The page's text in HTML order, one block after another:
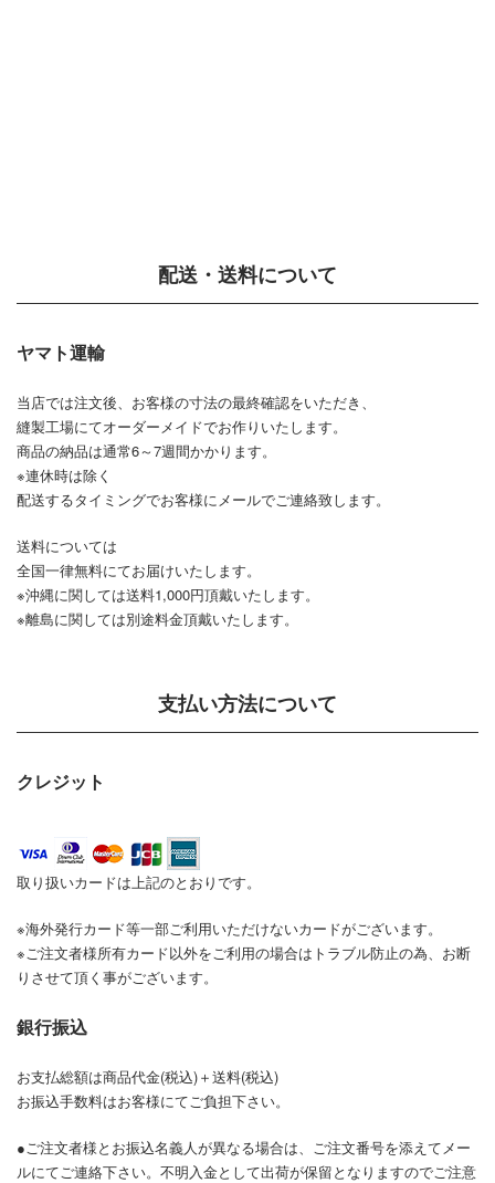
配送・送料について
ヤマト運輸
当店では注文後、お客様の寸法の最終確認をいただき、
縫製工場にてオーダーメイドでお作りいたします。
商品の納品は通常6～7週間かかります。
※連休時は除く
配送するタイミングでお客様にメールでご連絡致します。
送料については
全国一律無料にてお届けいたします。
※沖縄に関しては送料1,000円頂戴いたします。
※離島に関しては別途料金頂戴いたします。
支払い方法について
クレジット
取り扱いカードは上記のとおりです。
※海外発行カード等一部ご利用いただけないカードがございます。
※ご注文者様所有カード以外をご利用の場合はトラブル防止の為、お断
りさせて頂く事がございます。
銀行振込
お支払総額は商品代金(税込)＋送料(税込)
お振込手数料はお客様にてご負担下さい。
●ご注文者様とお振込名義人が異なる場合は、ご注文番号を添えてメー
ルにてご連絡下さい。不明入金として出荷が保留となりますのでご注意